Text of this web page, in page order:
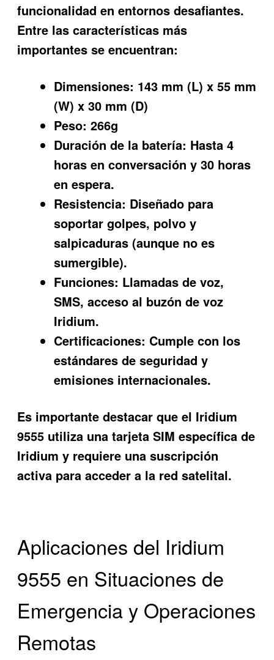
funcionalidad en entornos desafiantes.
Entre las características más
importantes se encuentran:
Dimensiones: 143 mm (L) x 55 mm
(W) x 30 mm (D)
Peso: 266g
Duración de la batería: Hasta 4
horas en conversación y 30 horas
en espera.
Resistencia: Diseñado para
soportar golpes, polvo y
salpicaduras (aunque no es
sumergible).
Funciones: Llamadas de voz,
SMS, acceso al buzón de voz
Iridium.
Certificaciones: Cumple con los
estándares de seguridad y
emisiones internacionales.
Es importante destacar que el Iridium
9555 utiliza una tarjeta SIM específica de
Iridium y requiere una suscripción
activa para acceder a la red satelital.
Aplicaciones del Iridium
9555 en Situaciones de
Emergencia y Operaciones
Remotas